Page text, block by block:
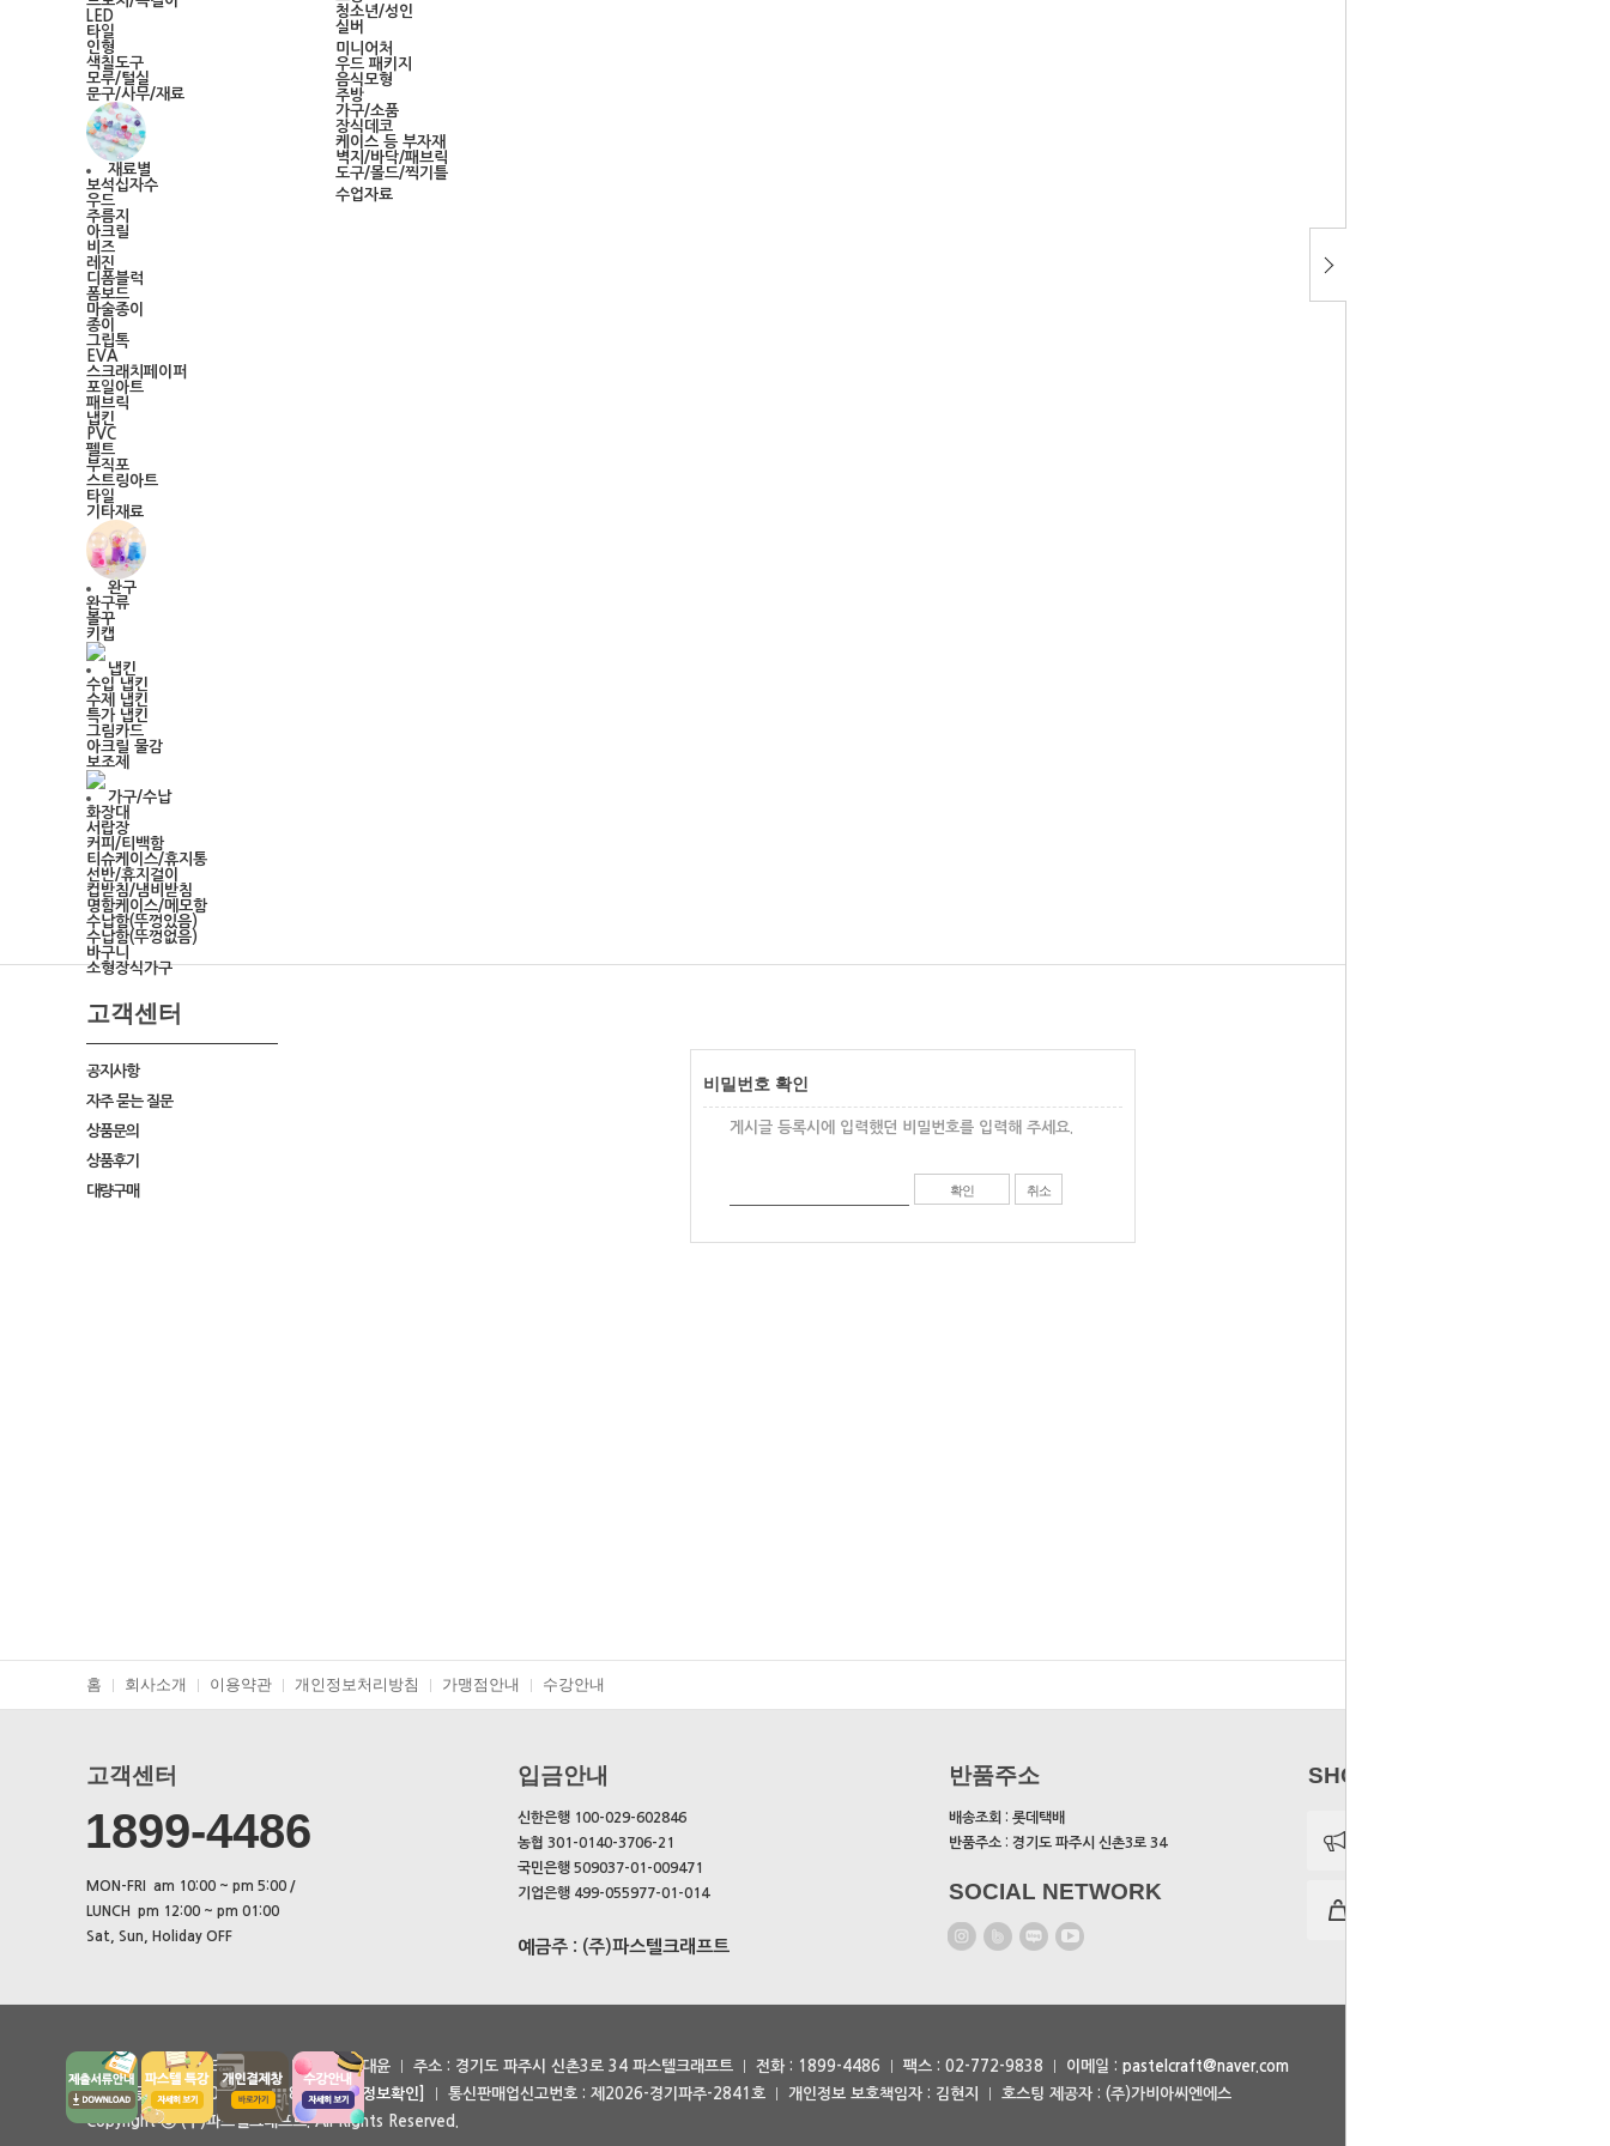
LED
타일
인형
색칠도구
모루/털실
문구/사무/재료
재료별
보석십자수
우드
주름지
아크릴
비즈
레진
디폼블럭
폼보드
마술종이
종이
그립톡
EVA
스크래치페이퍼
포일아트
패브릭
냅킨
PVC
펠트
부직포
스트링아트
타일
기타재료
완구
완구류
볼꾸
키캡
냅킨
수입 냅킨
수제 냅킨
특가 냅킨
그림카드
아크릴 물감
보조제
가구/수납
화장대
서랍장
커피/티백함
티슈케이스/휴지통
선반/휴지걸이
컵받침/냄비받침
명함케이스/메모함
수납함(뚜껑있음)
수납함(뚜껑없음)
바구니
소형장식가구
청소년/성인
실버
미니어처
우드 패키지
음식모형
주방
가구/소품
장식데코
케이스 등 부자재
벽지/바닥/패브릭
도구/몰드/찍기틀
수업자료
고객센터
공지사항
자주 묻는 질문
상품문의
상품후기
대량구매
비밀번호 확인
게시글 등록시에 입력했던 비밀번호를 입력해 주세요.
홈 회사소개 이용약관 개인정보처리방침 가맹점안내 수강안내
고객센터
1899-4486
MON-FRI am 10:00 ~ pm 5:00 /
LUNCH pm 12:00 ~ pm 01:00
Sat, Sun, Holiday OFF
입금안내
신한은행 100-029-602846
농협 301-0140-3706-21
국민은행 509037-01-009471
기업은행 499-055977-01-014
예금주 : (주)파스텔크래프트
반품주소
배송조회 : 롯데택배
반품주소 : 경기도 파주시 신촌3로 34
SOCIAL NETWORK
SHOP MENU
회사명 : (주)파스텔크래프트 대표자 : 현대윤 주소 : 경기도 파주시 신촌3로 34 파스텔크래프트 전화 : 1899-4486 팩스 : 02-772-9838 이메일 : pastelcraft@naver.com
사업자등록번호 : 104-85-28286[사업자정보확인] 통신판매업신고번호 : 제2026-경기파주-2841호 개인정보 보호책임자 : 김현지
호스팅 제공자 : (주)가비아씨엔에스
Copyright ⓒ(주)파스텔크래프트. All Rights Reserved.